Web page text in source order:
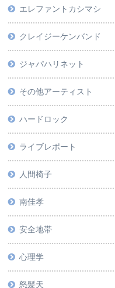
エレファントカシマシ
クレイジーケンバンド
ジャパハリネット
その他アーティスト
ハードロック
ライブレポート
人間椅子
南佳孝
安全地帯
心理学
怒髪天